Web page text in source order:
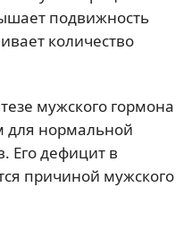
подвижность
количество
мужского гормона
для нормальной
Его дефицит в
причиной мужского